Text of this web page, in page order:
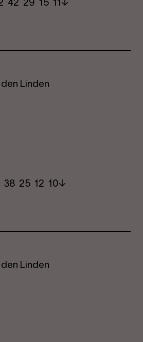
42 29​ 15 11
Linden
38 25​ 12 10
Linden